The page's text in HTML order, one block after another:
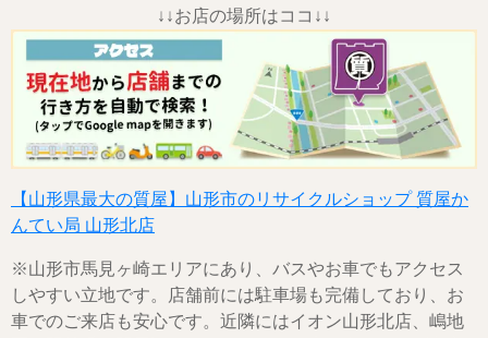
↓↓お店の場所はココ↓↓
【山形県最大の質屋】山形市のリサイクルショップ 質屋か
んてい局 山形北店
※山形市馬見ヶ崎エリアにあり、バスやお車でもアクセス
しやすい立地です。店舗前には駐車場も完備しており、お
車でのご来店も安心です。近隣にはイオン山形北店、嶋地